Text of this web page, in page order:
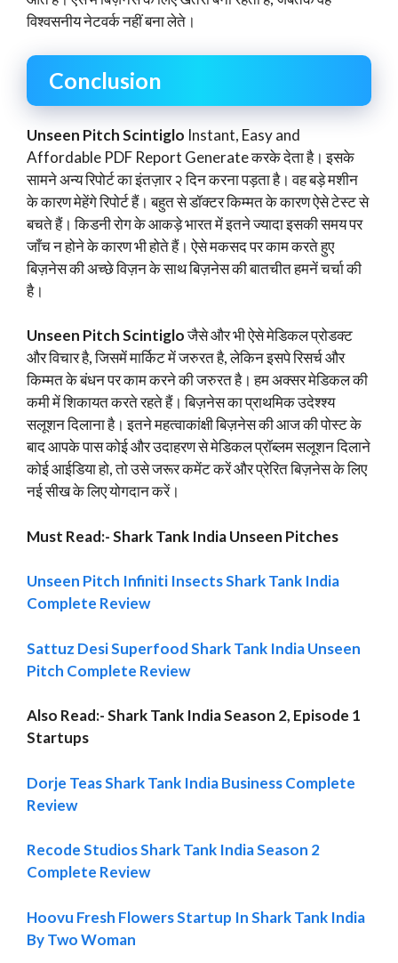
विश्वसनीय नेटवर्क नहीं बना लेते।
Conclusion
Unseen Pitch Scintiglo Instant, Easy and
Affordable PDF Report Generate करके देता है। इसके
सामने अन्य रिपोर्ट का इंतज़ार २ दिन करना पड़ता है। वह बड़े मशीन
के कारण मेहेंगे रिपोर्ट हैं। बहुत से डॉक्टर किम्मत के कारण ऐसे टेस्ट से
बचते हैं। किडनी रोग के आकड़े भारत में इतने ज्यादा इसकी समय पर
जाँच न होने के कारण भी होते हैं। ऐसे मकसद पर काम करते हुए
बिज़नेस की अच्छे विज़न के साथ बिज़नेस की बातचीत हमनें चर्चा की
है।
Unseen Pitch Scintigloजैसे और भी ऐसे मेडिकल प्रोडक्ट
और विचार है, जिसमें मार्किट में जरुरत है, लेकिन इसपे रिसर्च और
किम्मत के बंधन पर काम करने की जरुरत है। हम अक्सर मेडिकल की
कमी में शिकायत करते रहते हैं। बिज़नेस का प्राथमिक उदेश्श्य
सलूशन दिलाना है। इतने महत्वाकांक्षी बिज़नेस की आज की पोस्ट के
बाद आपके पास कोई और उदाहरण से मेडिकल प्रॉब्लम सलूशन दिलाने
कोई आईडिया हो, तो उसे जरूर कमेंट करें और प्रेरित बिज़नेस के लिए
नई सीख के लिए योगदान करें।
Must Read:-Shark Tank India Unseen Pitches
Unseen Pitch Infiniti Insects Shark Tank India
Complete Review
Sattuz Desi Superfood Shark Tank India Unseen
Pitch Complete Review
Also Read:- Shark Tank India Season 2, Episode 1
Startups
Dorje Teas Shark Tank India Business Complete
Review
Recode Studios Shark Tank India Season 2
Complete Review
Hoovu Fresh Flowers Startup In Shark Tank India
By Two Woman